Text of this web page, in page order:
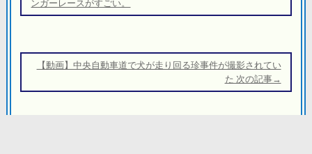
ナ
ー
ンガーレースがすごい。
【動画】中央自動車道で犬が走り回る珍事件が撮影されてい
た 次の記事→